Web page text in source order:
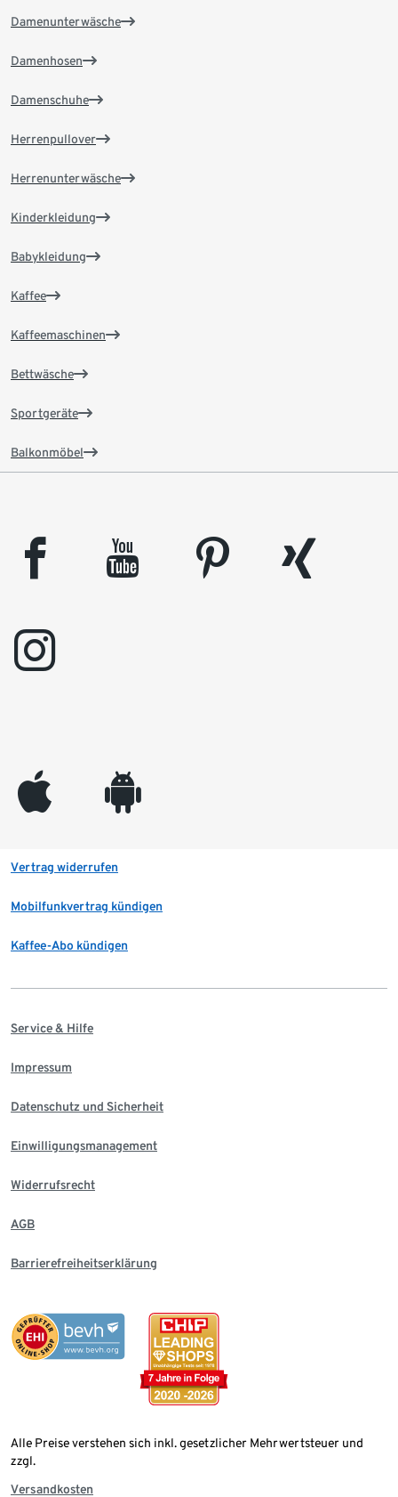
Damenunterwäsche
Damenhosen
Damenschuhe
Herrenpullover
Herrenunterwäsche
Kinderkleidung
Babykleidung
Kaffee
Kaffeemaschinen
Bettwäsche
Sportgeräte
Balkonmöbel
facebook youtube pinterest
xing
instagram
appleinc android
Vertrag widerrufen
Mobilfunkvertrag kündigen
Kaffee-Abo kündigen
Service & Hilfe
Impressum
Datenschutz und Sicherheit
Einwilligungsmanagement
Widerrufsrecht
AGB
Barrierefreiheitserklärung
Alle Preise verstehen sich inkl. gesetzlicher Mehrwertsteuer und
zzgl.
Versandkosten